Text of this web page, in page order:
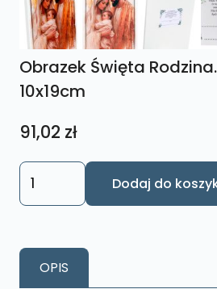
Obrazek Święta Rodzina.
10x19cm
91,02 zł
ilość
Obrazek
S215
10x19cm
Dodaj do
OPIS